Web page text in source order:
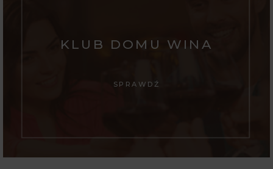
KLUB DOMU WINA
SPRAWDŹ